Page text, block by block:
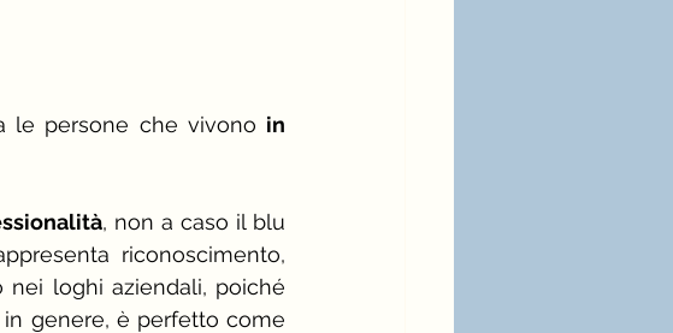
le persone che vivono in
, non a caso il blu
riconoscimento,
loghi aziendali, poiché
genere, è perfetto come